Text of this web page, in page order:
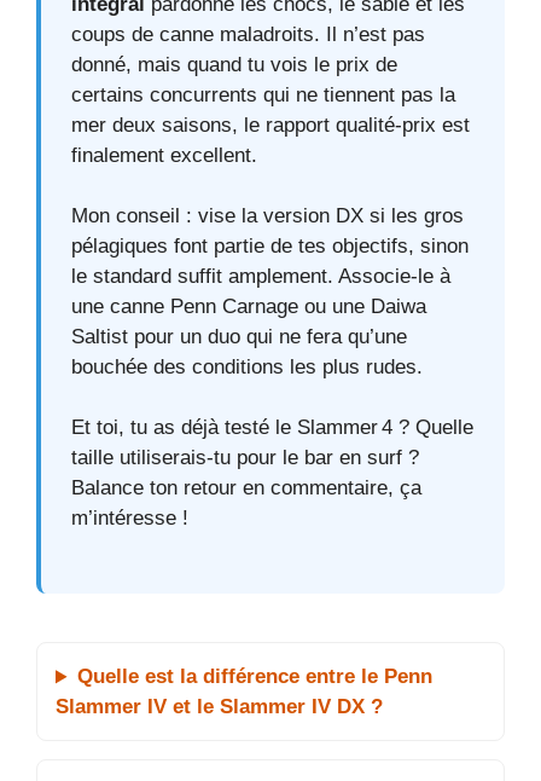
coups de canne maladroits. Il n’est pas
donné, mais quand tu vois le prix de
certains concurrents qui ne tiennent pas la
mer deux saisons, le rapport qualité-prix est
finalement excellent.
Mon conseil : vise la version DX si les gros
pélagiques font partie de tes objectifs, sinon
le standard suffit amplement. Associe-le à
une canne Penn Carnage ou une Daiwa
Saltist pour un duo qui ne fera qu’une
bouchée des conditions les plus rudes.
Et toi, tu as déjà testé le Slammer 4 ? Quelle
taille utiliserais-tu pour le bar en surf ?
Balance ton retour en commentaire, ça
m’intéresse !
Quelle est la différence entre le Penn
Slammer IV et le Slammer IV DX ?